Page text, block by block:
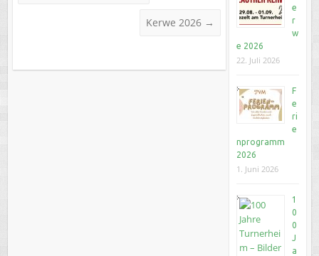
Kerwe 2026 →
e
r
w
e 2026
22. Juli 2026
F
e
ri
e
nprogramm
2026
1. Juni 2026
1
0
0
J
a